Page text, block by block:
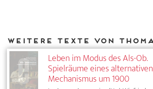
Leben im Modus des Als-Ob.
Spielräume eines alternativen
Mechanismus um 1900